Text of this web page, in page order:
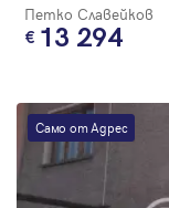
Петко Славейков
13 294
Само от Адрес